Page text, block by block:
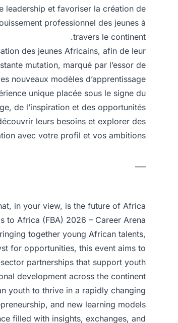
leadership et favoriser la création de
professionnel des jeunes à
travers le continent.
des jeunes Africains, afin de leur
mutation, marqué par l’essor de
nouveaux modèles d’apprentissage.
unique placée sous le signe du
de l’inspiration et des opportunités.
leurs besoins et explorer des
avec votre profil et vos ambitions.
in your view, is the future of Africa?
to Africa (FBA) 2026 – Career Arena
together young African talents,
for opportunities, this event aims to
partnerships that support youth
development across the continent.
youth to thrive in a rapidly changing
and new learning models.
filled with insights, exchanges, and